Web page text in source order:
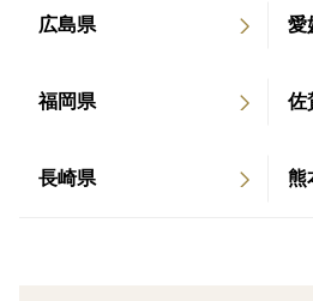
はるみはデリケートな品種です
広島県 愛
福岡県 佐
長崎県 熊